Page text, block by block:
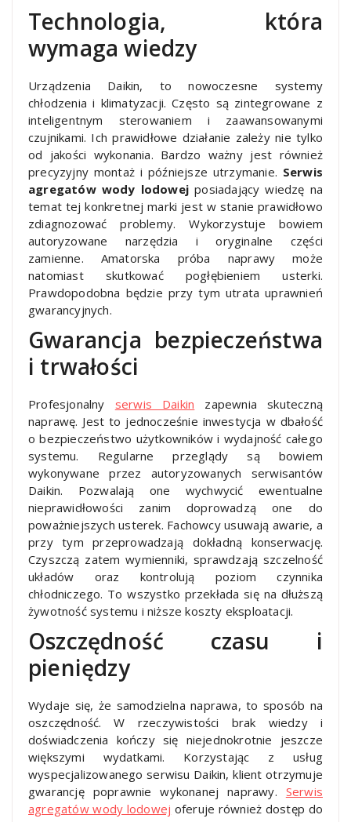
Technologia, która
wymaga wiedzy
Urządzenia Daikin, to nowoczesne systemy
chłodzenia i klimatyzacji. Często są zintegrowane z
inteligentnym sterowaniem i zaawansowanymi
czujnikami. Ich prawidłowe działanie zależy nie tylko
od jakości wykonania. Bardzo ważny jest również
precyzyjny montaż i późniejsze utrzymanie. Serwis
agregatów wody lodowej posiadający wiedzę na
temat tej konkretnej marki jest w stanie prawidłowo
zdiagnozować problemy. Wykorzystuje bowiem
autoryzowane narzędzia i oryginalne części
zamienne. Amatorska próba naprawy może
natomiast skutkować pogłębieniem usterki.
Prawdopodobna będzie przy tym utrata uprawnień
gwarancyjnych.
Gwarancja bezpieczeństwa
i trwałości
Profesjonalny serwis Daikin zapewnia skuteczną
naprawę. Jest to jednocześnie inwestycja w dbałość
o bezpieczeństwo użytkowników i wydajność całego
systemu. Regularne przeglądy są bowiem
wykonywane przez autoryzowanych serwisantów
Daikin. Pozwalają one wychwycić ewentualne
nieprawidłowości zanim doprowadzą one do
poważniejszych usterek. Fachowcy usuwają awarie, a
przy tym przeprowadzają dokładną konserwację.
Czyszczą zatem wymienniki, sprawdzają szczelność
układów oraz kontrolują poziom czynnika
chłodniczego. To wszystko przekłada się na dłuższą
żywotność systemu i niższe koszty eksploatacji.
Oszczędność czasu i
pieniędzy
Wydaje się, że samodzielna naprawa, to sposób na
oszczędność. W rzeczywistości brak wiedzy i
doświadczenia kończy się niejednokrotnie jeszcze
większymi wydatkami. Korzystając z usług
wyspecjalizowanego serwisu Daikin, klient otrzymuje
gwarancję poprawnie wykonanej naprawy. Serwis
agregatów wody lodowej oferuje również dostęp do